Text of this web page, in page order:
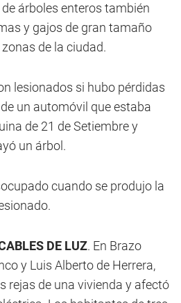
árboles enteros también
y gajos de gran tamaño
de la ciudad.
lesionados si hubo pérdidas
un automóvil que estaba
de 21 de Setiembre y
un árbol.
cuando se produjo la
DE LUZ. En Brazo
y Luis Alberto de Herrera,
rejas de una vivienda y afectó